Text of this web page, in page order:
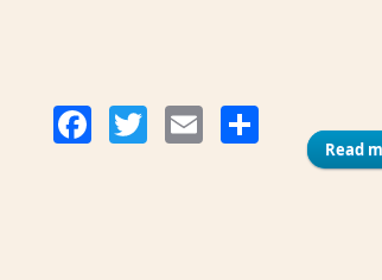
FacebookTwitter Email
Read